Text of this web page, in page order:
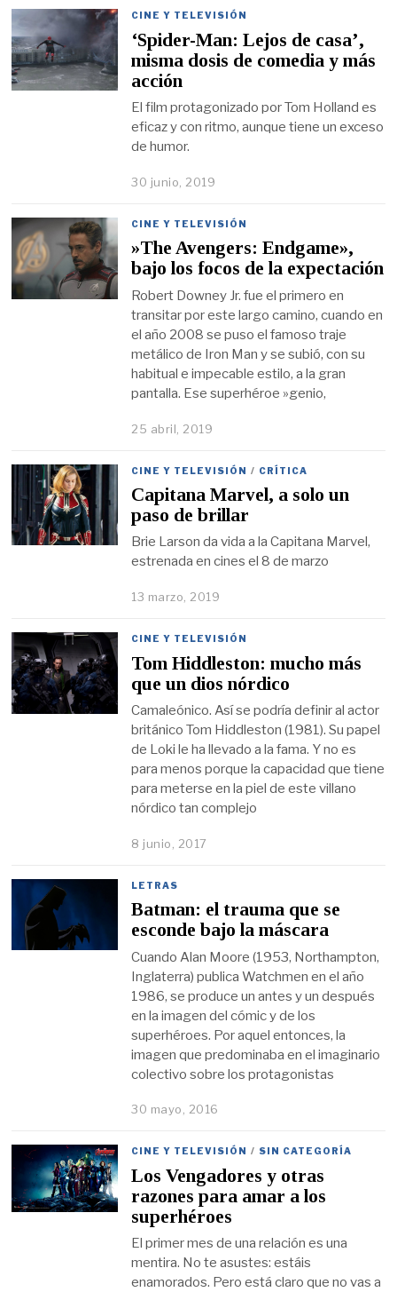
CINE Y TELEVISIÓN
‘Spider-Man: Lejos de casa’,
misma dosis de comedia y más
acción
El film protagonizado por Tom Holland es
eficaz y con ritmo, aunque tiene un exceso
de humor.
30 junio, 2019
CINE Y TELEVISIÓN
»The Avengers: Endgame»,
bajo los focos de la expectación
Robert Downey Jr. fue el primero en
transitar por este largo camino, cuando en
el año 2008 se puso el famoso traje
metálico de Iron Man y se subió, con su
habitual e impecable estilo, a la gran
pantalla. Ese superhéroe »genio,
25 abril, 2019
CINE Y TELEVISIÓN / CRÍTICA
Capitana Marvel, a solo un
paso de brillar
Brie Larson da vida a la Capitana Marvel,
estrenada en cines el 8 de marzo
13 marzo, 2019
CINE Y TELEVISIÓN
Tom Hiddleston: mucho más
que un dios nórdico
Camaleónico. Así se podría definir al actor
británico Tom Hiddleston (1981). Su papel
de Loki le ha llevado a la fama. Y no es
para menos porque la capacidad que tiene
para meterse en la piel de este villano
nórdico tan complejo
8 junio, 2017
LETRAS
Batman: el trauma que se
esconde bajo la máscara
Cuando Alan Moore (1953, Northampton,
Inglaterra) publica Watchmen en el año
1986, se produce un antes y un después
en la imagen del cómic y de los
superhéroes. Por aquel entonces, la
imagen que predominaba en el imaginario
colectivo sobre los protagonistas
30 mayo, 2016
CINE Y TELEVISIÓN / SIN CATEGORÍA
Los Vengadores y otras
razones para amar a los
superhéroes
El primer mes de una relación es una
mentira. No te asustes: estáis
enamorados. Pero está claro que no vas a